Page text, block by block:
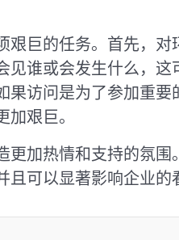
艰巨的任务。首先，
见谁或会发生什么，
果访问是为了参加重
艰巨。
更加热情和支持的氛
可以显著影响企业的